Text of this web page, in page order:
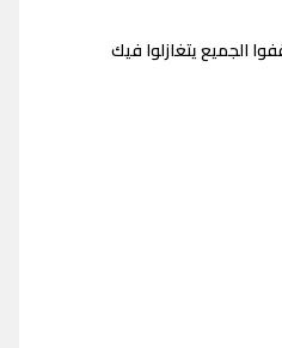
الجميع يتغازلوا فيك